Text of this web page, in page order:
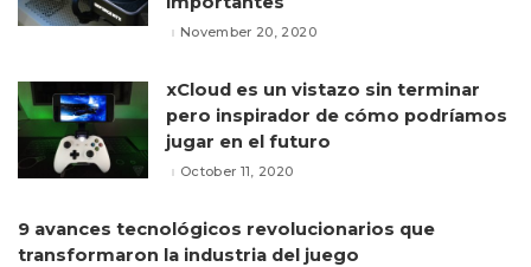
November 20, 2020
xCloud es un vistazo sin terminar
pero inspirador de cómo podríamos
jugar en el futuro
October 11, 2020
9 avances tecnológicos revolucionarios que
transformaron la industria del juego